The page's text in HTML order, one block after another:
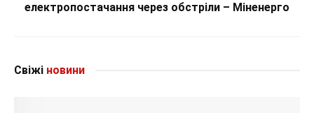
електропостачання через обстріли – Міненерго
Свіжі новини